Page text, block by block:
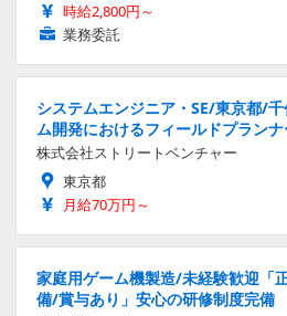
時給2,800円～
業務委託
システムエンジニア・SE/東京都/
ム開発におけるフィールドプラン
株式会社ストリートベンチャー
東京都
月給70万円～
家庭用ゲーム機製造/未経験歓迎「
備/賞与あり」安心の研修制度完備